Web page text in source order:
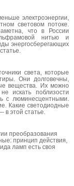
электроэнергии,
световом потоке.
что в России
нитью и
энергосберегающих
света, которые
Они долговечны,
вещества. Их можно
искать поблизости
с люминесцентными.
Какие светодиодные
этой статье.
преобразования
принцип действия,
ламп есть своя